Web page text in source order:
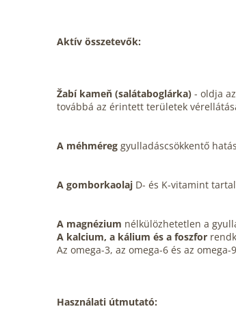
Aktív összetevők:
Žabí kameň (salátaboglárka) - oldja
továbbá az érintett területek
A méhméreg gyulladáscsökkentő
A gomborkaolaj D- és K-vitamint
A magnézium nélkülözhetetlen a
A kalcium, a kálium és a foszfor
Az omega-3, az omega-6 és az
Használati útmutató: